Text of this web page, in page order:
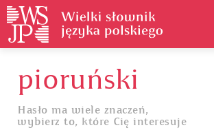
Historia słownika
Jak korzystać
pioruński
Hasło ma wiele znaczeń,
wybierz to, które Cię interesuje